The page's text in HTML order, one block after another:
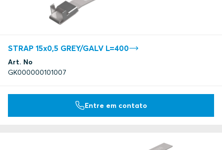
STRAP 15x0,5 GREY/GALV L=400
Art. No
GK000000101007
Entre em contato